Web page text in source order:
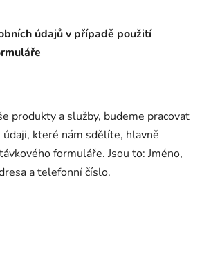
údajů v případě použití
produkty a služby, budeme pracovat
které nám sdělíte, hlavně
formuláře. Jsou to: Jméno,
a telefonní číslo.